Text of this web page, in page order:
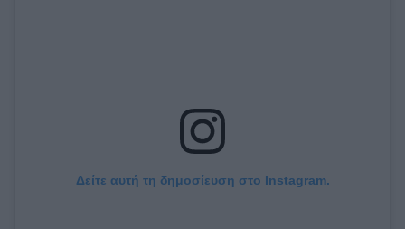
Δείτε αυτή τη δημοσίευση στο Instagram.